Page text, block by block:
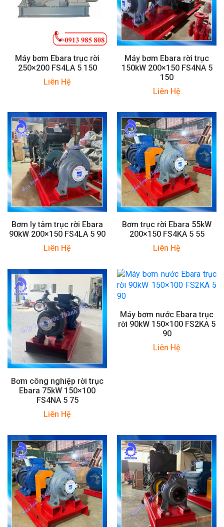
Máy bơm Ebara trục rời
250×200 FS4LA 5 150
Liên Hệ
Máy bơm Ebara rời trục
150kW 200×150 FS4NA 5
150
Liên Hệ
Bơm ly tâm trục rời Ebara
90kW 200×150 FS4LA 5 90
Liên Hệ
Bơm trục rời Ebara 55kW
200×150 FS4KA 5 55
Liên Hệ
Bơm công nghiệp rời trục
Ebara 75kW 150×100
FS4NA 5 75
Liên Hệ
Máy bơm nước Ebara trục
rời 90kW 150×100 FS2KA 5
90
Liên Hệ